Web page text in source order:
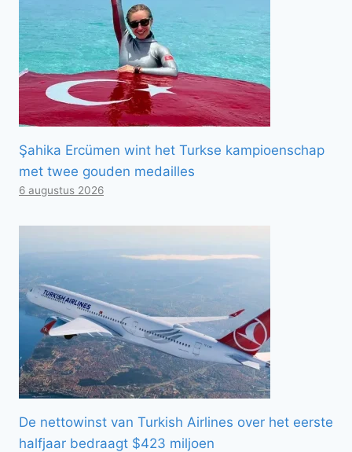
Şahika Ercümen wint het Turkse kampioenschap
met twee gouden medailles
6 augustus 2026
De nettowinst van Turkish Airlines over het eerste
halfjaar bedraagt ​​$423 miljoen